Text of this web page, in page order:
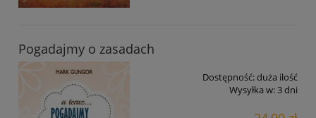
Pogadajmy o zasadach
Dostępność:duża ilość
Wysyłka w:3 dni